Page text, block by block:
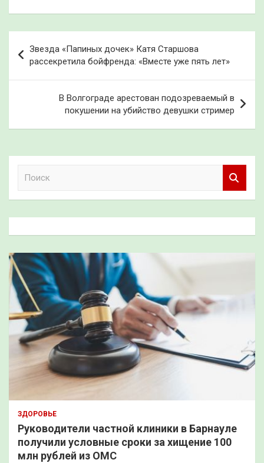
по
записям
Звезда «Папиных дочек» Катя Старшова
рассекретила бойфренда: «Вместе уже пять лет»
В Волгограде арестован подозреваемый в
покушении на убийство девушки стример
к
ЗДОРОВЬЕ
Руководители частной клиники в Барнауле
получили условные сроки за хищение 100
млн рублей из ОМС